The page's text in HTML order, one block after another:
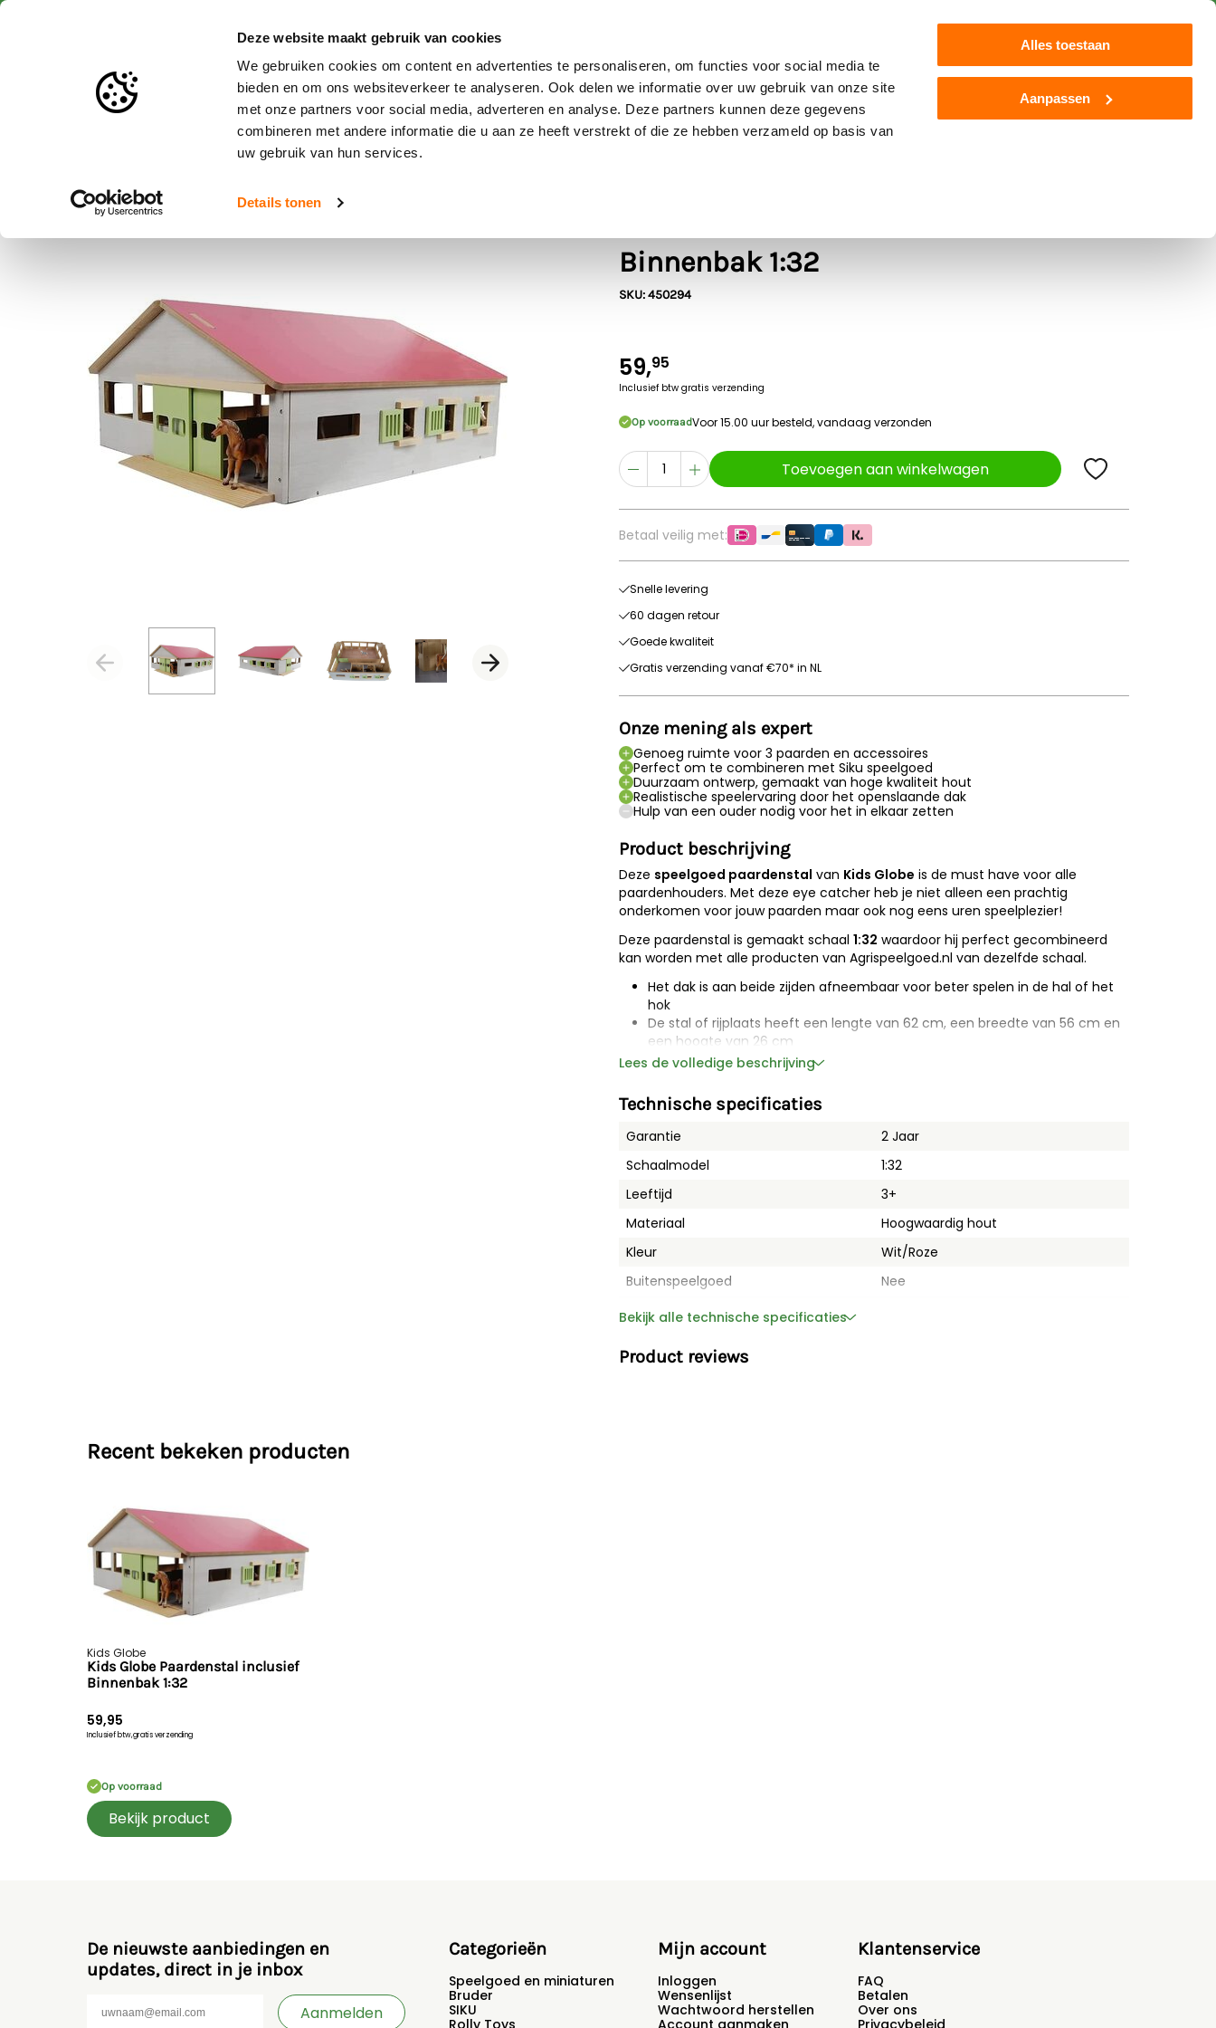
Deze website maakt gebruik van cookies
We gebruiken cookies om content en advertenties te personaliseren, om functies voor social media te
bieden en om ons websiteverkeer te analyseren. Ook delen we informatie over uw gebruik van onze site
met onze partners voor social media, adverteren en analyse. Deze partners kunnen deze gegevens
combineren met andere informatie die u aan ze heeft verstrekt of die ze hebben verzameld op basis van
uw gebruik van hun services.
Details tonen
Alles toestaan
Aanpassen
Speelgoed en miniaturen Bruder SIKU Rolly Toys Britains Kids Globe Jamara Overige Nieuw
Binnenbak 1:32
SKU: 450294
59,95
Inclusief btw gratis verzending
Op voorraadVoor 15.00 uur besteld, vandaag verzonden
Toevoegen aan winkelwagen
Betaal veilig met:
Snelle levering
60 dagen retour
Goede kwaliteit
Gratis verzending vanaf €70* in NL
Onze mening als expert
Genoeg ruimte voor 3 paarden en accessoires
Perfect om te combineren met Siku speelgoed
Duurzaam ontwerp, gemaakt van hoge kwaliteit hout
Realistische speelervaring door het openslaande dak
Hulp van een ouder nodig voor het in elkaar zetten
Product beschrijving
Deze speelgoed paardenstal van Kids Globe is de must have voor alle
paardenhouders. Met deze eye catcher heb je niet alleen een prachtig
onderkomen voor jouw paarden maar ook nog eens uren speelplezier!
Deze paardenstal is gemaakt schaal 1:32 waardoor hij perfect gecombineerd
kan worden met alle producten van Agrispeelgoed.nl van dezelfde schaal.
Het dak is aan beide zijden afneembaar voor beter spelen in de hal of het
hok
De stal of rijplaats heeft een lengte van 62 cm, een breedte van 56 cm en
een hoogte van 26 cm
Gemaakt van hoogwaardige kwaliteit hout
beweegbaar
Lees de volledige beschrijving
Technische specificaties
Garantie
2 Jaar
Schaalmodel
1:32
Leeftijd
3+
Materiaal
Hoogwaardig hout
Kleur
Wit/Roze
Buitenspeelgoed
Nee
Merk
Gewicht
Bekijk alle technische specificaties
Product reviews
Recent bekeken producten
Kids Globe
Kids Globe Paardenstal inclusief
Binnenbak 1:32
59,95
Inclusief btw,gratis verzending
Op voorraad
Bekijk product
De nieuwste aanbiedingen en
updates, direct in je inbox
Aanmelden
Categorieën
Speelgoed en miniaturen
Bruder
SIKU
Rolly Toys
Mijn account
Inloggen
Wensenlijst
Wachtwoord herstellen
Account aanmaken
Klantenservice
FAQ
Betalen
Over ons
Privacybeleid